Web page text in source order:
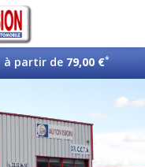
à partir de 79,00 €*